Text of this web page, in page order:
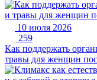
10 июля 2026
259
Как поддержать
травы для женщин